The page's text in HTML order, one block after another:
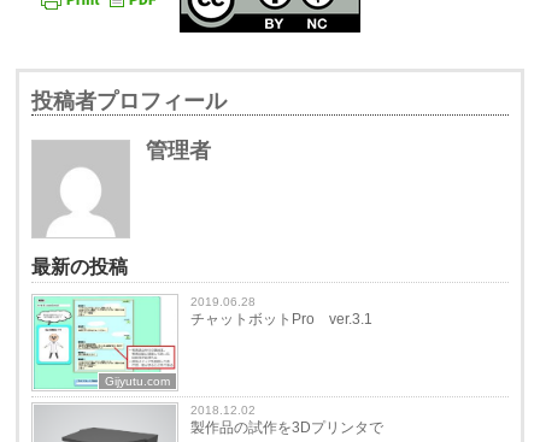
投稿者プロフィール
管理者
最新の投稿
Gijyutu.com
2019.06.28
チャットボットPro ver.3.1
2018.12.02
製作品の試作を3Dプリンタで